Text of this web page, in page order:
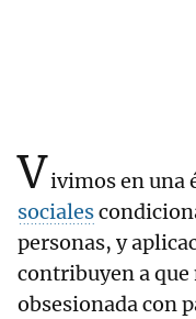
Vivimos en una
sociales
personas, y
contribuyen a
obsesionada con